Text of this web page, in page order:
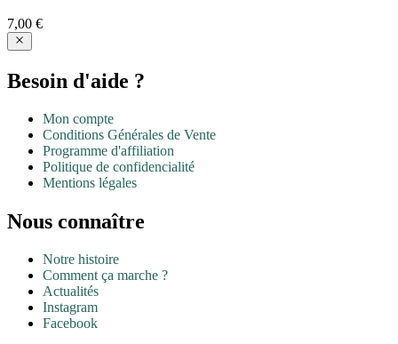
7,00 €
Besoin d'aide ?
Mon compte
Conditions Générales de Vente
Programme d'affiliation
Politique de confidencialité
Mentions légales
Nous connaître
Notre histoire
Comment ça marche ?
Actualités
Instagram
Facebook